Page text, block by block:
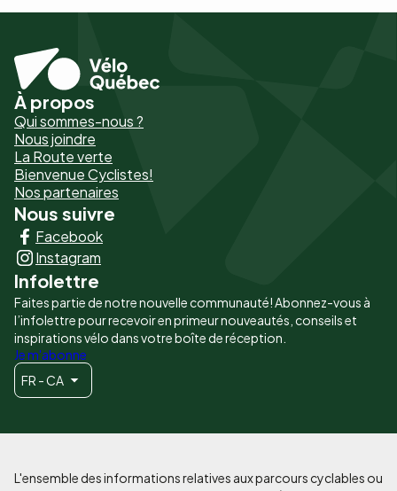
Pied
de
page
-
Liens
principaux
À propos
Qui sommes-nous ?
Nous joindre
La Route verte
Bienvenue Cyclistes!
Nos partenaires
Nous suivre
Facebook
Instagram
Infolettre
Faites partie de notre nouvelle communauté! Abonnez-vous à
l’infolettre pour recevoir en primeur nouveautés, conseils et
inspirations vélo dans votre boîte de réception.
Je m'abonne
FR - CA
L'ensemble des informations relatives aux parcours cyclables ou